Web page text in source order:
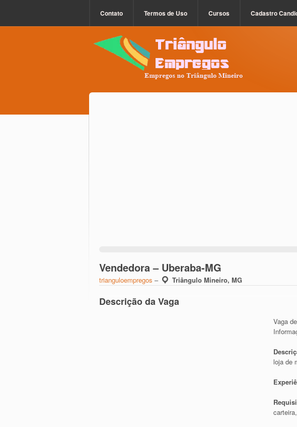
Contato Termos de Uso Cursos Cadastro
Vendedora – Uberaba-MG
trianguloempregos – Triângulo Mineiro, MG
Descrição da Vaga
Vaga de
loja de